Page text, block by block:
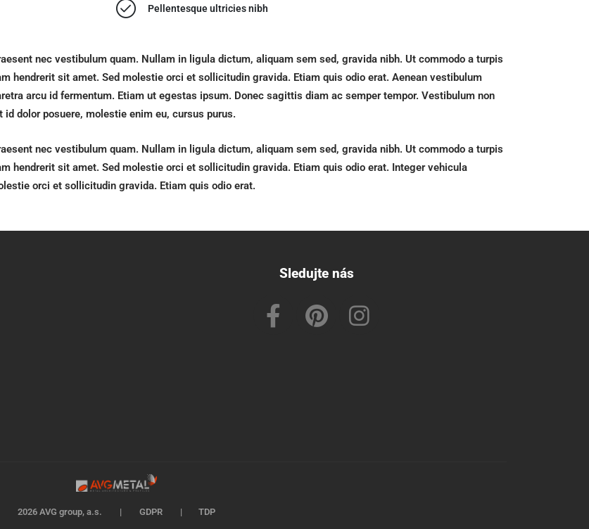
Pellentesque ultricies nibh
nec vestibulum quam. Nullam in ligula dictum, aliquam sem sed, gravida nibh. Ut commodo a turpis
hendrerit sit amet. Sed molestie orci et sollicitudin gravida. Etiam quis odio erat. Aenean vestibulum
arcu id fermentum. Etiam ut egestas ipsum. Donec sagittis diam ac semper tempor. Vestibulum non
dolor posuere, molestie enim eu, cursus purus.
nec vestibulum quam. Nullam in ligula dictum, aliquam sem sed, gravida nibh. Ut commodo a turpis
hendrerit sit amet. Sed molestie orci et sollicitudin gravida. Etiam quis odio erat. Integer vehicula
orci et sollicitudin gravida. Etiam quis odio erat.
Sledujte nás
2026 AVG group, a.s. | GDPR | TDP